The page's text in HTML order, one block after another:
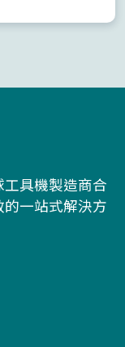
具機製造商合
一站式解決方